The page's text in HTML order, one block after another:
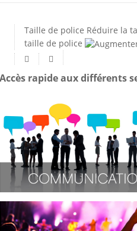
Taille de police Réduire la
taille de police
Accès rapide aux différents